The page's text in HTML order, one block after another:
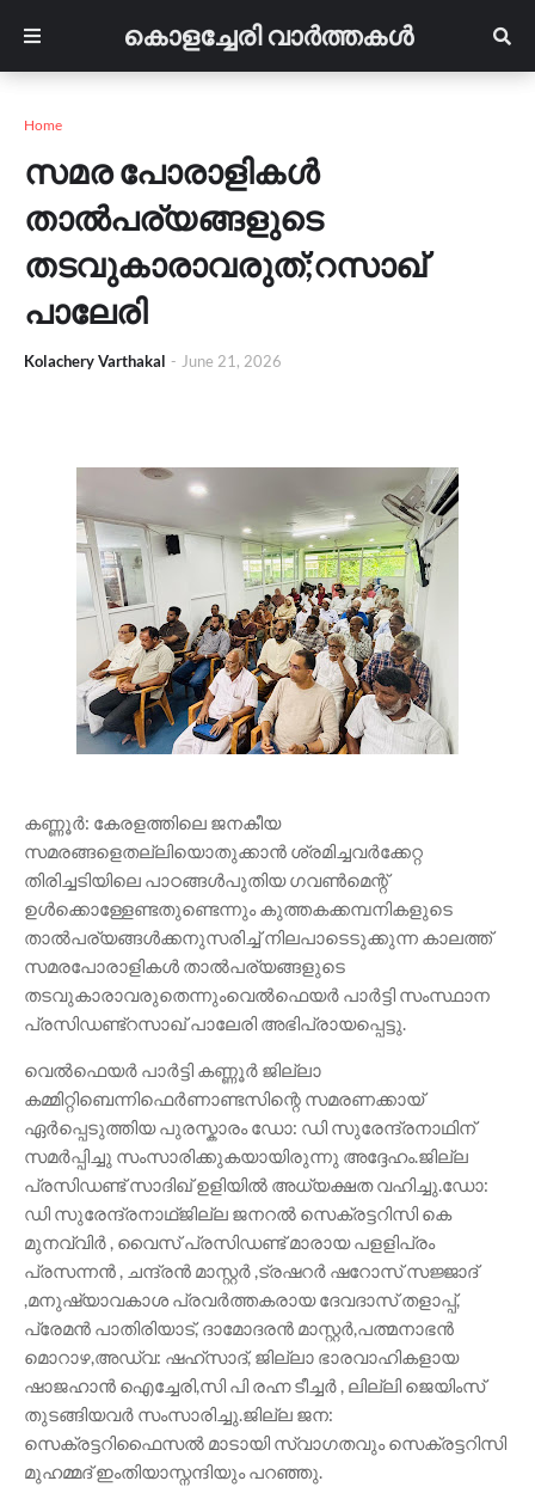
കൊളച്ചേരി വാർത്തകൾ
Home
സമര പോരാളികൾ
താൽപര്യങ്ങളുടെ
തടവുകാരാവരുത്;റസാഖ്
പാലേരി
Kolachery Varthakal - June 21, 2026
കണ്ണൂർ: കേരളത്തിലെ ജനകീയ
സമരങ്ങളെതല്ലിയൊതുക്കാൻ ശ്രമിച്ചവർക്കേറ്റ
തിരിച്ചടിയിലെ പാഠങ്ങൾപുതിയ ഗവൺമെന്റ്
ഉൾക്കൊള്ളേണ്ടതുണ്ടെന്നും കുത്തകക്കമ്പനികളുടെ
താൽപര്യങ്ങൾക്കനുസരിച്ച് നിലപാടെടുക്കുന്ന കാലത്ത്
സമരപോരാളികൾ താൽപര്യങ്ങളുടെ
തടവുകാരാവരുതെന്നുംവെൽഫെയർ പാർട്ടി സംസ്ഥാന
പ്രസിഡണ്ട്റസാഖ് പാലേരി അഭിപ്രായപ്പെട്ടു.
വെൽഫെയർ പാർട്ടി കണ്ണൂർ ജില്ലാ
കമ്മിറ്റിബെന്നിഫെർണാണ്ടസിന്റെ സമരണക്കായ്
ഏർപ്പെടുത്തിയ പുരസ്കാരം ഡോ: ഡി സുരേന്ദ്രനാഥിന്
സമർപ്പിച്ചു സംസാരിക്കുകയായിരുന്നു അദ്ദേഹം.ജില്ല
പ്രസിഡണ്ട് സാദിഖ് ഉളിയിൽ അധ്യക്ഷത വഹിച്ചു.ഡോ:
ഡി സുരേന്ദ്രനാഥ്ജില്ല ജനറൽ സെക്രട്ടറിസി കെ
മുനവ്വിർ , വൈസ് പ്രസിഡണ്ട് മാരായ പളളിപ്രം
പ്രസന്നൻ , ചന്ദ്രൻ മാസ്റ്റർ ,ട്രഷറർ ഷറോസ് സജ്ജാദ്
,മനുഷ്യാവകാശ പ്രവർത്തകരായ ദേവദാസ് തളാപ്പ്,
പ്രേമൻ പാതിരിയാട്, ദാമോദരൻ മാസ്റ്റർ,പത്മനാഭൻ
മൊറാഴ,അഡ്വ: ഷഹ്സാദ്, ജില്ലാ ഭാരവാഹികളായ
ഷാജഹാൻ ഐച്ചേരി,സി പി രഹ്ന ടീച്ചർ , ലില്ലി ജെയിംസ്
തുടങ്ങിയവർ സംസാരിച്ചു.ജില്ല ജന:
സെക്രട്ടറിഫൈസൽ മാടായി സ്വാഗതവും സെക്രട്ടറിസി
മുഹമ്മദ് ഇംതിയാസ്നന്ദിയും പറഞ്ഞു.